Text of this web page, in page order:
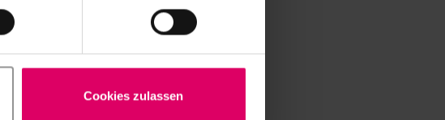
Cookies zulassen